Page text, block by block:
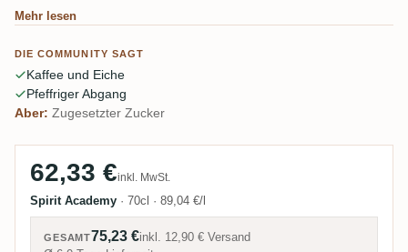
der Zunge prickelt – mehrere Verkoster nennen ihn ihren
holzige und florale Seite; andere finden ihn etwas zu süß
oder ein wenig dünn.
Mehr lesen
DIE COMMUNITY SAGT
Kaffee und Eiche
Pfeffriger Abgang
Aber: Zugesetzter Zucker
62,33 €inkl. MwSt.
Spirit Academy · 70cl · 89,04 €/l
GESAMT75,23 €inkl. 12,90 € Versand